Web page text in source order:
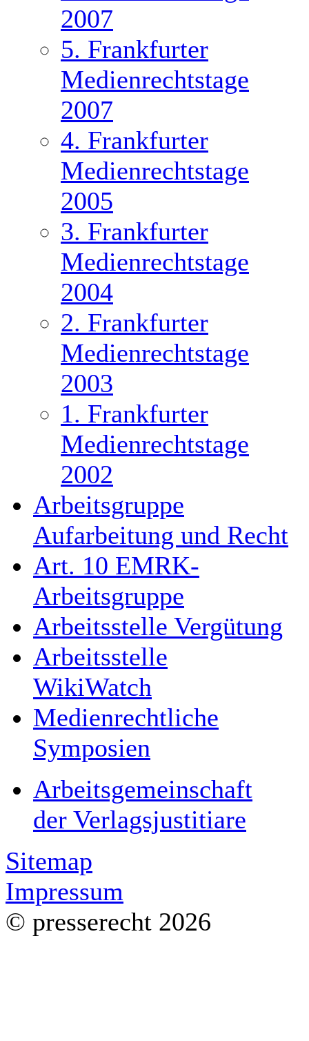
2007
5. Frankfurter
Medienrechtstage
2007
4. Frankfurter
Medienrechtstage
2005
3. Frankfurter
Medienrechtstage
2004
2. Frankfurter
Medienrechtstage
2003
1. Frankfurter
Medienrechtstage
2002
Arbeitsgruppe
Aufarbeitung und Recht
Art. 10 EMRK-
Arbeitsgruppe
Arbeitsstelle Vergütung
Arbeitsstelle
WikiWatch
Medienrechtliche
Symposien
Arbeitsgemeinschaft
der Verlagsjustitiare
Sitemap
Impressum
© presserecht 2026